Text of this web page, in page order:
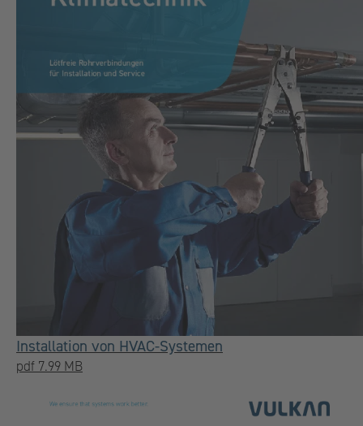
Installation von HVAC-Systemen
pdf 7.99 MB